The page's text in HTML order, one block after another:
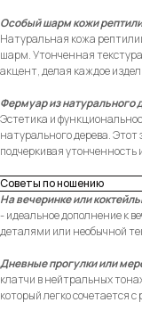
Особый шарм кожи
Натуральная кожа
шарм. Утонченная
акцент, делая каждое
Фермуар из натурального
Эстетика и
натурального дерева. Этот
подчеркивая утонченность
Советы по ношению
На вечеринке или
- идеальное дополнение к
деталями или необычной
Дневные прогулки или
клатчи в нейтральных
который легко сочетается